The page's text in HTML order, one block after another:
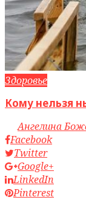
Здоровье
Кому нельзя
byАнгелина
Facebook
Twitter
Google+
LinkedIn
Pinterest